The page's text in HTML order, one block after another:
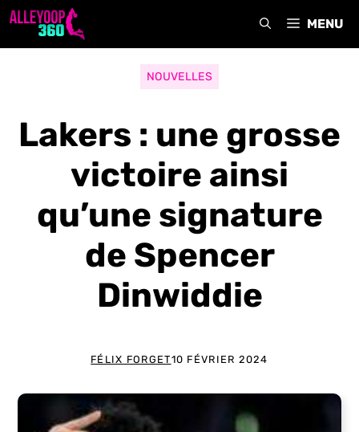
Aller
MENU
NOUVELLES
Lakers : une grosse
victoire ainsi
qu’une signature
de Spencer
Dinwiddie
FÉLIX FORGET10 FÉVRIER 2024